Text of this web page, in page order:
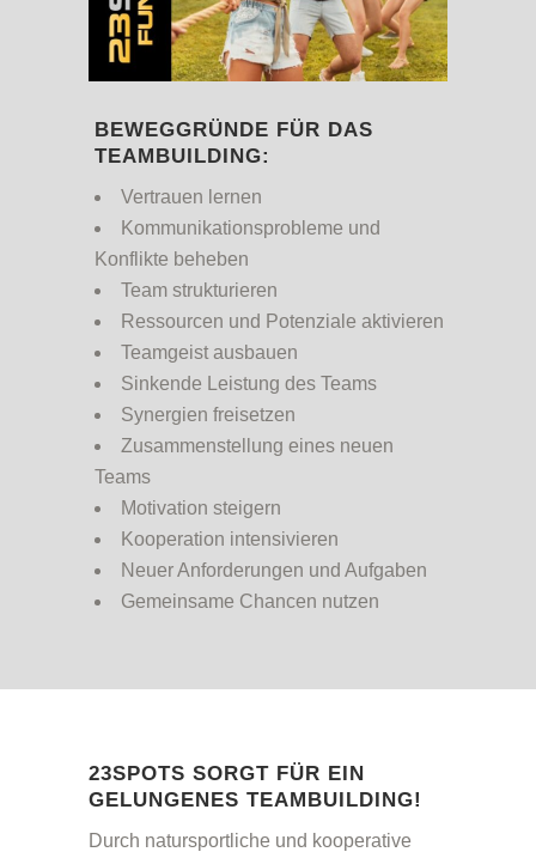
BEWEGGRÜNDE FÜR DAS
TEAMBUILDING:
Vertrauen lernen
Kommunikationsprobleme und
Konflikte beheben
Team strukturieren
Ressourcen und Potenziale aktivieren
Teamgeist ausbauen
Sinkende Leistung des Teams
Synergien freisetzen
Zusammenstellung eines neuen
Teams
Motivation steigern
Kooperation intensivieren
Neuer Anforderungen und Aufgaben
Gemeinsame Chancen nutzen
23SPOTS SORGT FÜR EIN
GELUNGENES TEAMBUILDING!
Durch natursportliche und kooperative